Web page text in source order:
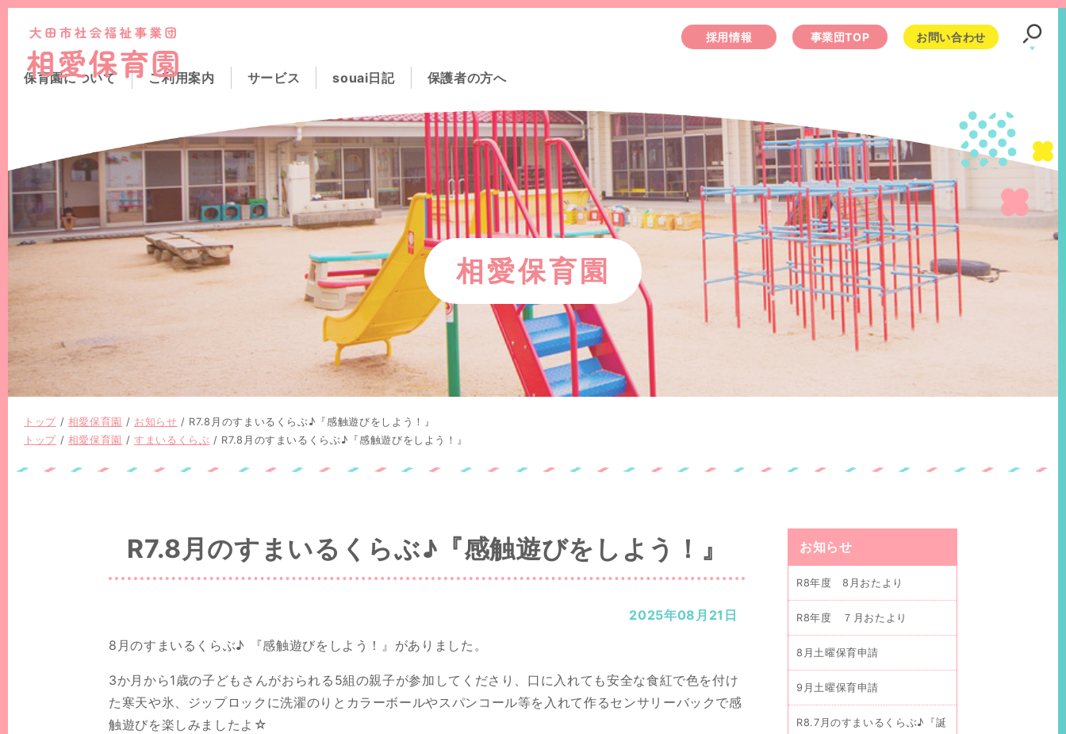
このページの本文へ
採用情報 事業団TOP お問い合わせ
保育園について ご利用案内 サービス souai日記 保護者の方へ
相愛保育園
現
在
トップ/ 相愛保育園 / お知らせ / R7.8月のすまいるくらぶ♪『感触遊びをしよう！』
現
トップ/ 相愛保育園 / すまいるくらぶ / R7.8月のすまいるくらぶ♪『感触遊びをしよう！』
R7.8月のすまいるくらぶ♪『感触遊びをしよう！』
2025年08月21日
8月のすまいるくらぶ♪ 『感触遊びをしよう！』がありました。
3か月から1歳の子どもさんがおられる5組の親子が参加してくださり、口に入れても安全な食紅で色を付け
た寒天や氷、ジップロックに洗濯のりとカラーボールやスパンコール等を入れて作るセンサリーバックで感
触遊びを楽しみましたよ☆
お知らせ
R8年度 8月おたより
R8年度 ７月おたより
8月土曜保育申請
9月土曜保育申請
R8.7月のすまいるくらぶ♪『誕